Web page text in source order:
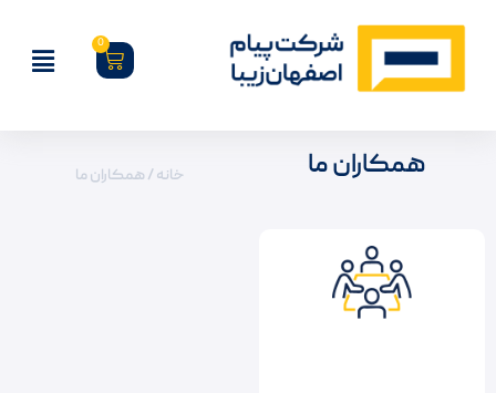
0
همکاران ما خانه / همکاران ما